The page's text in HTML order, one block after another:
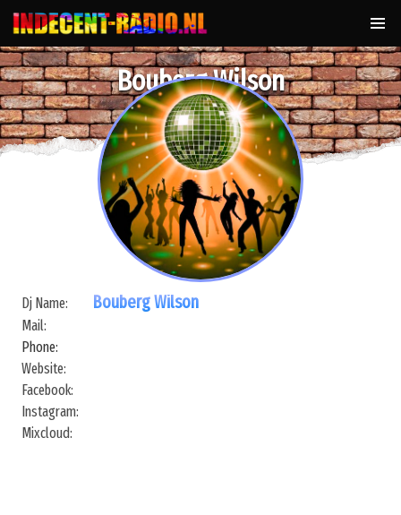
Bouberg Wilson
Dj Name: Bouberg Wilson
Mail:
Phone:
Website:
Facebook:
Instagram:
Mixcloud: